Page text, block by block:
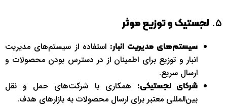
5. لجستیک و توزیع موثر
سیستم‌های مدیریت انبار: استفاده از سیستم‌های مدیریت
انبار و توزیع برای اطمینان از در دسترس بودن محصولات و
ارسال سریع.
شرکای لجستیکی: همکاری با شرکت‌های حمل و نقل
بین‌المللی معتبر برای ارسال محصولات به بازارهای هدف.